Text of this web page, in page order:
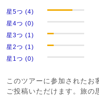
星5つ (4)
星4つ (0)
星3つ (1)
星2つ (1)
星1つ (0)
このツアーに参加されたお
ご投稿いただけます。旅の